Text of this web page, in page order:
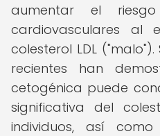
aumentar el
cardiovasculares al
colesterol LDL
recientes han
cetogénica puede
significativa del
individuos, así